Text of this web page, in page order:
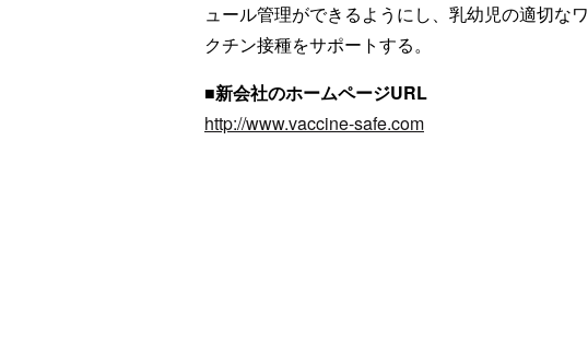
ュール管理ができるようにし、乳幼児の適切なワ
クチン接種をサポートする。
■新会社のホームページURL
http://www.vaccine-safe.com